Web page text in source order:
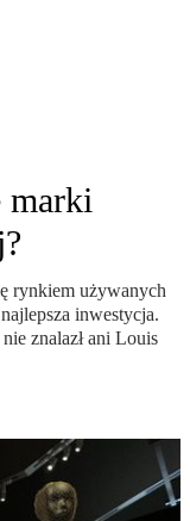
marki
rynkiem używanych
inwestycja.
znalazł ani Louis